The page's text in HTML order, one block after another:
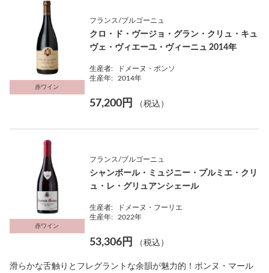
赤ワイン
フランス/ブルゴーニュ
クロ・ド・ヴージョ・グラン・クリュ・キュ
ヴェ・ヴィエーユ・ヴィーニュ 2014年
生産者:
ドメーヌ・ポンソ
生産年:
2014年
57,200円 （税込）
赤ワイン
フランス/ブルゴーニュ
シャンボール・ミュジニー・プルミエ・クリ
ュ・レ・グリュアンシェール
生産者:
ドメーヌ・フーリエ
生産年:
2022年
53,306円 （税込）
滑らかな舌触りとフレグラントな余韻が魅力的！ボンヌ・マール